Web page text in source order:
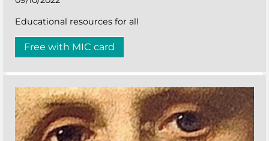
Educational resources for all
Free with MIC card